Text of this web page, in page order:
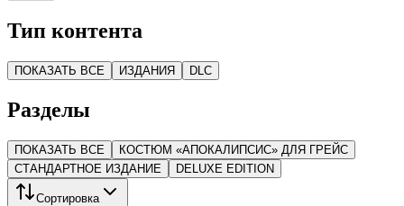
Тип контента
ПОКАЗАТЬ ВСЕ ИЗДАНИЯ DLC
Разделы
ПОКАЗАТЬ ВСЕ
КОСТЮМ «АПОКАЛИПСИС» ДЛЯ ГРЕЙС
СТАНДАРТНОЕ ИЗДАНИЕ
DELUXE EDITION
Сортировка